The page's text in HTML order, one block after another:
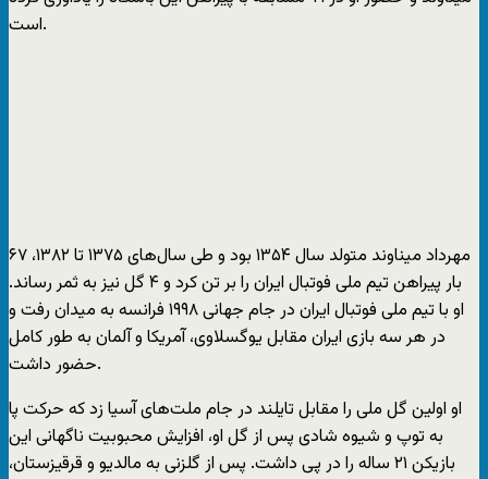
است.
مهرداد میناوند متولد سال ۱۳۵۴ بود و طی سال‌های ۱۳۷۵ تا ۱۳۸۲، ۶٧
بار پیراهن تیم ملی فوتبال ایران را بر تن کرد و ۴ گل نیز به ثمر رساند.
او با تیم ملی فوتبال ایران در جام جهانی ۱۹۹۸ فرانسه به میدان رفت و
در هر سه بازی ایران مقابل یوگسلاوی، آمریکا و آلمان به طور کامل
حضور داشت.
او اولین گل ملی را مقابل تایلند در جام ملت‌های آسیا زد که حرکت پا
به توپ و شیوه شادی پس از گل او، افزایش محبوبیت ناگهانی‌ این
بازیکن ۲۱ ساله را در پی داشت. پس از گلزنی به مالدیو و قرقیزستان،